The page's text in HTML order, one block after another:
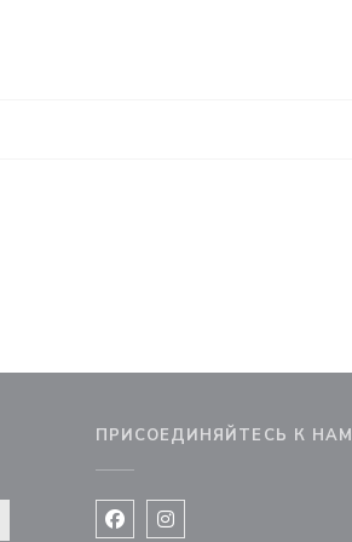
ПРИСОЕДИНЯЙТЕСЬ К НАМ
Facebook ((открывается в
Instagram